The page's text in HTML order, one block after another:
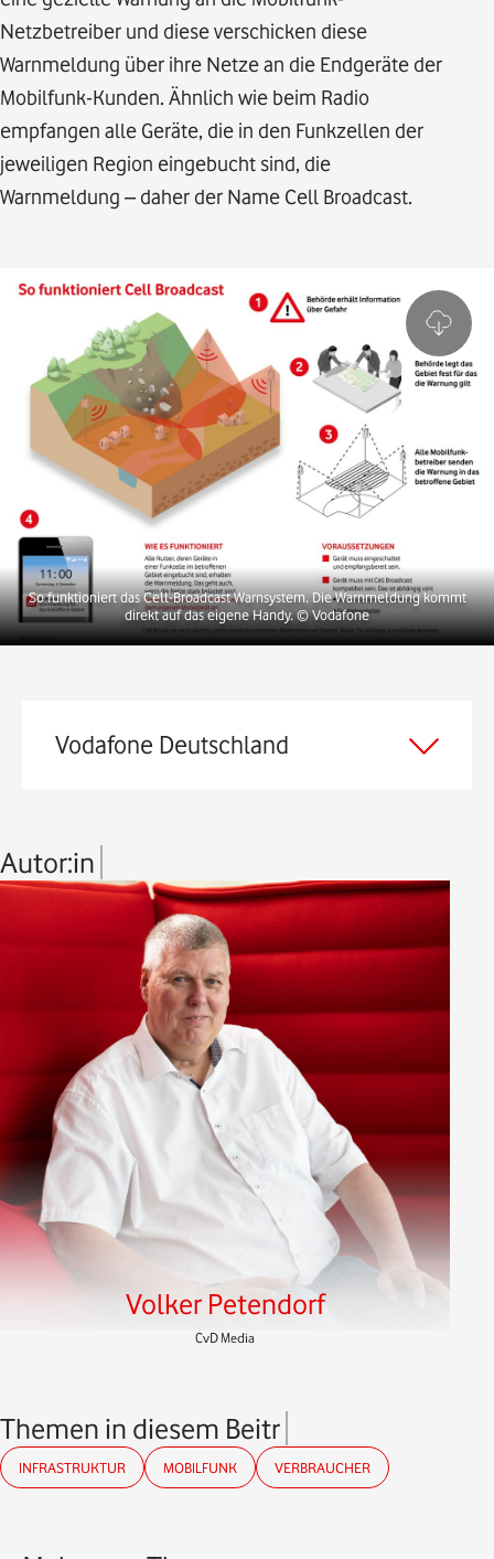
Netzbetreiber und diese verschicken diese
Warnmeldung über ihre Netze an die Endgeräte der
Mobilfunk-Kunden. Ähnlich wie beim Radio
empfangen alle Geräte, die in den Funkzellen der
jeweiligen Region eingebucht sind, die
Warnmeldung – daher der Name Cell Broadcast.
So funktioniert das Cell-Broadcast Warnsystem. Die Warnmeldung kommt
direkt auf das eigene Handy.© Vodafone
Vodafone Deutschland
Autor:in
Volker Petendorf
CvD Media
Themen in diesem Beitrag
INFRASTRUKTUR MOBILFUNK VERBRAUCHER